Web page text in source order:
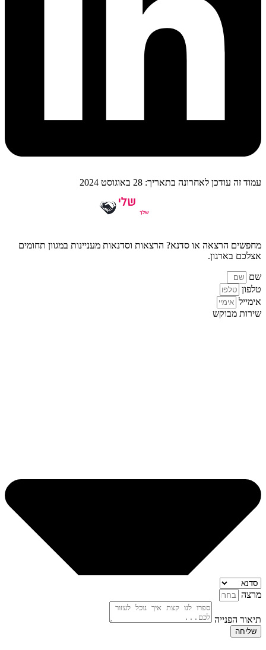
עמוד זה עודכן לאחרונה בתאריך: 28 באוגוסט 2024
מחפשים הרצאה או סדנא? הרצאות וסדנאות מעניינות במגוון תחומים
אצלכם בארגון.
שם
טלפון
אימייל
שירות מבוקש
מרצה
תיאור הפנייה
שליחה